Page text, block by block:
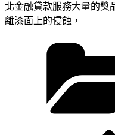
北金融貸款服務大量的獎
離漆面上的侵蝕，